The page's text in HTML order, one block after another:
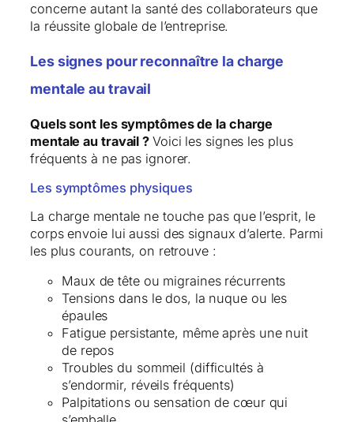
concerne autant la santé des collaborateurs que
la réussite globale de l’entreprise.
Les signes pour reconnaître la charge
mentale au travail
Quels sont les symptômes de la charge
mentale au travail ? Voici les signes les plus
fréquents à ne pas ignorer.
Les symptômes physiques
La charge mentale ne touche pas que l’esprit, le
corps envoie lui aussi des signaux d’alerte. Parmi
les plus courants, on retrouve :
Maux de tête ou migraines récurrents
Tensions dans le dos, la nuque ou les
épaules
Fatigue persistante, même après une nuit
de repos
Troubles du sommeil (difficultés à
s’endormir, réveils fréquents)
Palpitations ou sensation de cœur qui